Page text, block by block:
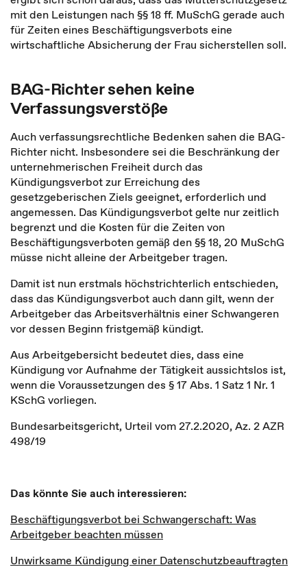
mit den Leistungen nach §§ 18 ff. MuSchG gerade auch
für Zeiten eines Beschäftigungsverbots eine
wirtschaftliche Absicherung der Frau sicherstellen soll.
BAG-Richter sehen keine
Verfassungsverstöße
Auch verfassungsrechtliche Bedenken sahen die BAG-
Richter nicht. Insbesondere sei die Beschränkung der
unternehmerischen Freiheit durch das
Kündigungsverbot zur Erreichung des
gesetzgeberischen Ziels geeignet, erforderlich und
angemessen. Das Kündigungsverbot gelte nur zeitlich
begrenzt und die Kosten für die Zeiten von
Beschäftigungsverboten gemäß den §§ 18, 20 MuSchG
müsse nicht alleine der Arbeitgeber tragen.
Damit ist nun erstmals höchstrichterlich entschieden,
dass das Kündigungsverbot auch dann gilt, wenn der
Arbeitgeber das Arbeitsverhältnis einer Schwangeren
vor dessen Beginn fristgemäß kündigt.
Aus Arbeitgebersicht bedeutet dies, dass eine
Kündigung vor Aufnahme der Tätigkeit aussichtslos ist,
wenn die Voraussetzungen des § 17 Abs. 1 Satz 1 Nr. 1
KSchG vorliegen.
Bundesarbeitsgericht, Urteil vom 27.2.2020, Az. 2 AZR
498/19
Das könnte Sie auch interessieren:
Beschäftigungsverbot bei Schwangerschaft: Was
Arbeitgeber beachten müssen
Unwirksame Kündigung einer Datenschutzbeauftragten